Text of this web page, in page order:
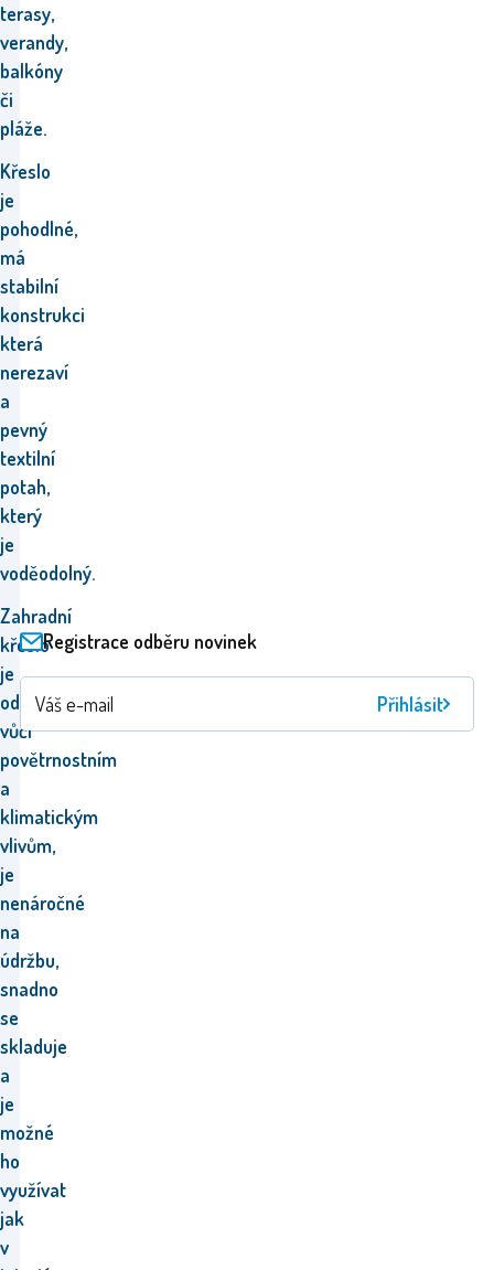
terasy,
verandy,
balkóny
či
pláže.
Křeslo
je
pohodlné,
má
stabilní
konstrukci
která
nerezaví
a
pevný
textilní
potah,
který
je
voděodolný.
Zahradní
křeslo
je
odolné
vůči
povětrnostním
a
klimatickým
vlivům,
je
nenáročné
na
údržbu,
snadno
se
skladuje
a
je
možné
ho
využívat
jak
v
Registrace odběru novinek
Přihlásit